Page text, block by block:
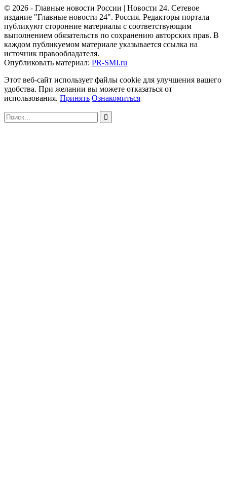
© 2026 - Главные новости России | Новости 24. Сетевое
издание "Главные новости 24". Россия. Редакторы портала
публикуют сторонние материалы с соответствующим
выполнением обязательств по сохранению авторских прав. В
каждом публикуемом материале указывается ссылка на
источник правообладателя.
Опубликовать материал: PR-SMI.ru
Этот веб-сайт использует файлы cookie для улучшения вашего
удобства. При желании вы можете отказаться от
использования. Принять Ознакомиться